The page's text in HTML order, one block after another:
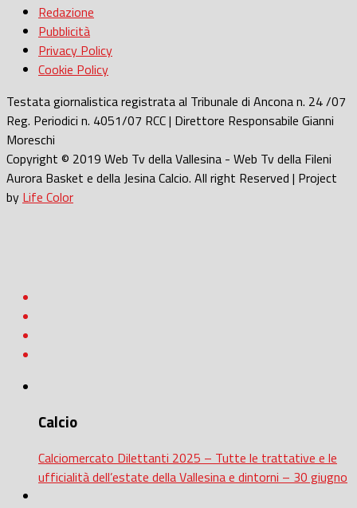
Redazione
Pubblicità
Privacy Policy
Cookie Policy
Testata giornalistica registrata al Tribunale di Ancona n. 24 /07
Reg. Periodici n. 4051/07 RCC | Direttore Responsabile Gianni
Moreschi
Copyright © 2019 Web Tv della Vallesina - Web Tv della Fileni
Aurora Basket e della Jesina Calcio. All right Reserved | Project
by Life Color
Calcio
Calciomercato Dilettanti 2025 – Tutte le trattative e le
ufficialità dell’estate della Vallesina e dintorni – 30 giugno